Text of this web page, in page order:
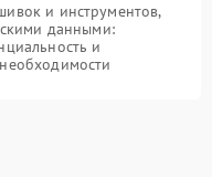
и инструментов,
данными:
и